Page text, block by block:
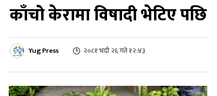
काँचो केरामा विषादी भेटिए पछि
Yug Press २०८१ भदौ २६ गते १२:४३